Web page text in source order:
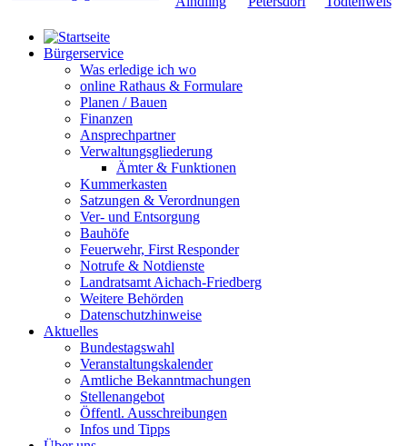
Bürgerservice
Was erledige ich wo
online Rathaus & Formulare
Planen / Bauen
Finanzen
Ansprechpartner
Verwaltungsgliederung
Ämter & Funktionen
Kummerkasten
Satzungen & Verordnungen
Ver- und Entsorgung
Bauhöfe
Feuerwehr, First Responder
Notrufe & Notdienste
Landratsamt Aichach-Friedberg
Weitere Behörden
Datenschutzhinweise
Aktuelles
Bundestagswahl
Veranstaltungskalender
Amtliche Bekanntmachungen
Stellenangebot
Öffentl. Ausschreibungen
Infos und Tipps